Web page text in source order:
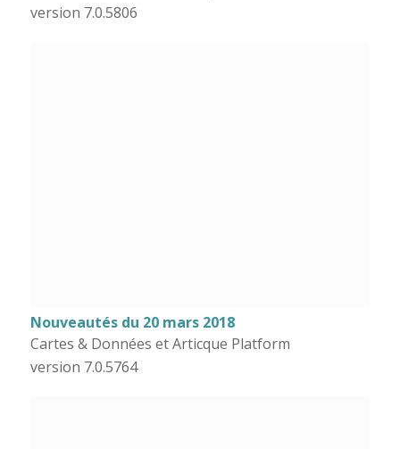
version 7.0.5806
Nouveautés du 20 mars 2018
Cartes & Données et Articque Platform
version 7.0.5764